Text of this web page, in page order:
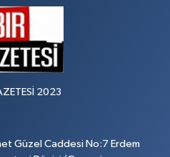
2023
Güzel Caddesi No:7 Erdem